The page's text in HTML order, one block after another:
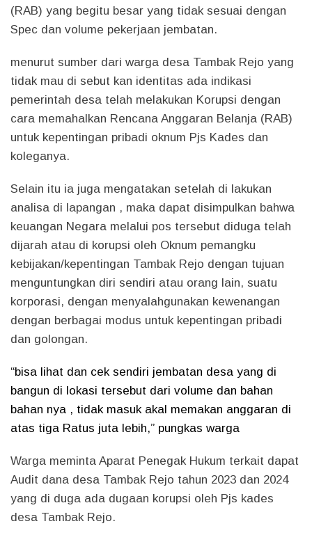
(RAB) yang begitu besar yang tidak sesuai dengan
Spec dan volume pekerjaan jembatan.
menurut sumber dari warga desa Tambak Rejo yang
tidak mau di sebut kan identitas ada indikasi
pemerintah desa telah melakukan Korupsi dengan
cara memahalkan Rencana Anggaran Belanja (RAB)
untuk kepentingan pribadi oknum Pjs Kades dan
koleganya.
Selain itu ia juga mengatakan setelah di lakukan
analisa di lapangan , maka dapat disimpulkan bahwa
keuangan Negara melalui pos tersebut diduga telah
dijarah atau di korupsi oleh Oknum pemangku
kebijakan/kepentingan Tambak Rejo dengan tujuan
menguntungkan diri sendiri atau orang lain, suatu
korporasi, dengan menyalahgunakan kewenangan
dengan berbagai modus untuk kepentingan pribadi
dan golongan.
“bisa lihat dan cek sendiri jembatan desa yang di
bangun di lokasi tersebut dari volume dan bahan
bahan nya , tidak masuk akal memakan anggaran di
atas tiga Ratus juta lebih,” pungkas warga
Warga meminta Aparat Penegak Hukum terkait dapat
Audit dana desa Tambak Rejo tahun 2023 dan 2024
yang di duga ada dugaan korupsi oleh Pjs kades
desa Tambak Rejo.